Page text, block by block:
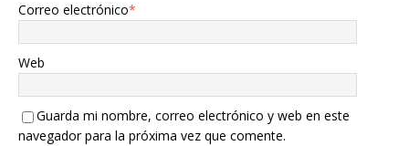
Correo electrónico*
Web
Guarda mi nombre, correo electrónico y web en este
navegador para la próxima vez que comente.